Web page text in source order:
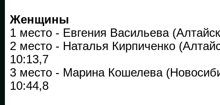
Женщины
1 место - Евгения Васильева
2 место - Наталья Кирпиченко
10:13,7
3 место - Марина Кошелева
10:44,8